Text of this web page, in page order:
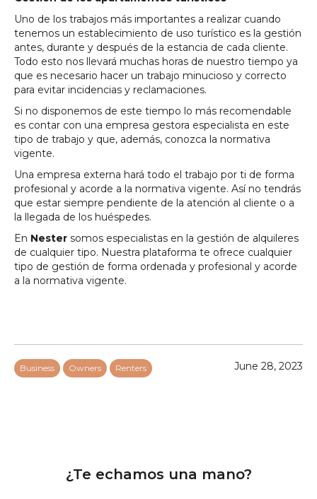
Uno de los trabajos más importantes a realizar cuando
tenemos un establecimiento de uso turístico es la gestión
antes, durante y después de la estancia de cada cliente.
Todo esto nos llevará muchas horas de nuestro tiempo ya
que es necesario hacer un trabajo minucioso y correcto
para evitar incidencias y reclamaciones.
Si no disponemos de este tiempo lo más recomendable
es contar con una empresa gestora especialista en este
tipo de trabajo y que, además, conozca la normativa
vigente.
Una empresa externa hará todo el trabajo por ti de forma
profesional y acorde a la normativa vigente. Así no tendrás
que estar siempre pendiente de la atención al cliente o a
la llegada de los huéspedes.
En Nester somos especialistas en la gestión de alquileres
de cualquier tipo. Nuestra plataforma te ofrece cualquier
tipo de gestión de forma ordenada y profesional y acorde
a la normativa vigente.
Business Owners Renters June 28, 2023
¿Te echamos una mano?